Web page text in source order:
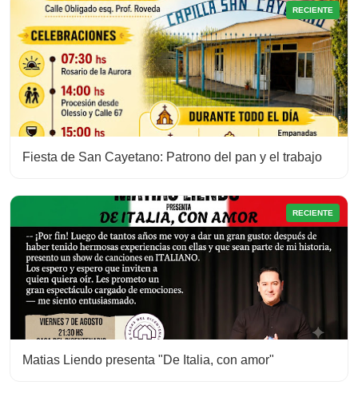
RECIENTE
Fiesta de San Cayetano: Patrono del pan y el trabajo
RECIENTE
Matias Liendo presenta "De Italia, con amor"